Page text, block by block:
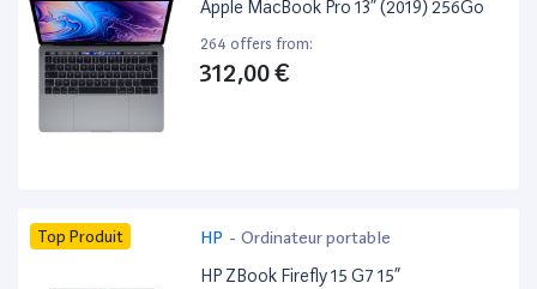
Apple MacBook Pro 13” (2019) 256Go
264 offers from:
312,00 €
Top Produit HP - Ordinateur portable
HP ZBook Firefly 15 G7 15”